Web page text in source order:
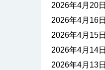
2026年4月20日
2026年4月16日
2026年4月15日
2026年4月14日
2026年4月13日